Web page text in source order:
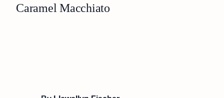
Caramel Macchiato